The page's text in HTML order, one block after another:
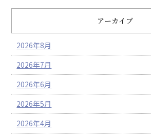
アーカイブ
2026年8月
2026年7月
2026年6月
2026年5月
2026年4月